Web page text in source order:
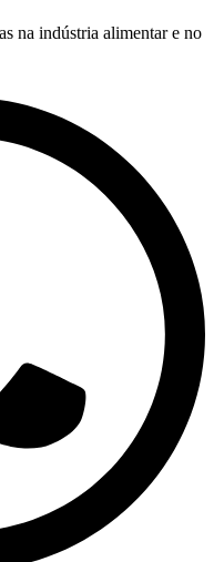
na indústria alimentar e no